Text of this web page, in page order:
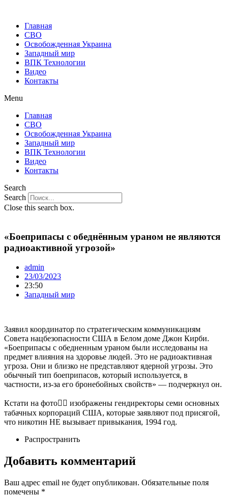
Главная
СВО
Освобожденная Украина
Западный мир
ВПК Технологии
Видео
Контакты
Menu
Главная
СВО
Освобожденная Украина
Западный мир
ВПК Технологии
Видео
Контакты
Search
Search
Close this search box.
«Боеприпасы с обеднённым ураном не являются
радиоактивной угрозой»
admin
23/03/2023
23:50
Западный мир
Заявил координатор по стратегическим коммуникациям
Совета нацбезопасности США в Белом доме Джон Кирби.
«Боеприпасы с обедненным ураном были исследованы на
предмет влияния на здоровье людей. Это не радиоактивная
угроза. Они и близко не представляют ядерной угрозы. Это
обычный тип боеприпасов, который используется, в
частности, из-за его бронебойных свойств» — подчеркнул он.
Кстати на фото☝🏻 изображены гендиректоры семи основных
табачных корпораций США, которые заявляют под присягой,
что никотин НЕ вызывает привыкания, 1994 год.
Распространить
Добавить комментарий
Ваш адрес email не будет опубликован. Обязательные поля
помечены *